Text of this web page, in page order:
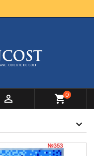
 shopping_cart0